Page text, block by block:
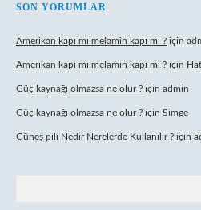
SIDEBAR
SON YORUMLAR
Amerikan kapı mı melamin kapı mı ? için
Amerikan kapı mı melamin kapı mı ? için
Güç kaynağı olmazsa ne olur ? için admin
Güç kaynağı olmazsa ne olur ? için Simge
Güneş pili Nedir Nerelerde Kullanılır ? için